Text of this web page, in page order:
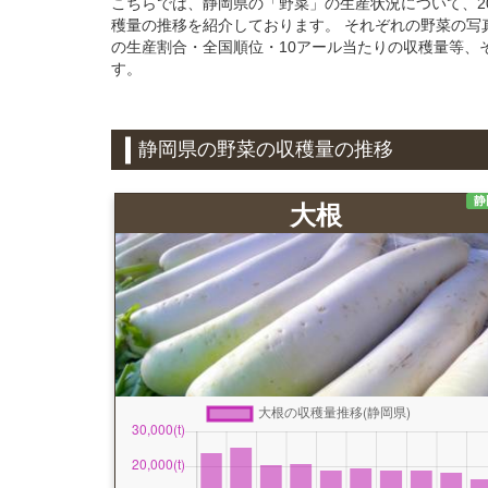
穫量の推移を紹介しております。 それぞれの野菜の
の生産割合・全国順位・10アール当たりの収穫量等
す。
静岡県の野菜の収穫量の推移
静
大根